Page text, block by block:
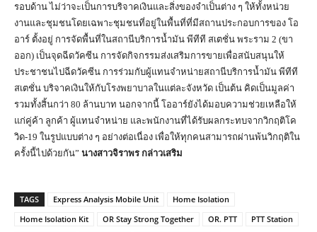
รอบด้าน ไม่ว่าจะเป็นการบริจาคเงินและสิ่งของจำเป็นต่าง ๆ ให้ทั้งหน่วย
งานและชุมชนโดยเฉพาะชุมชนที่อยู่ในพื้นที่ที่มีสถานประกอบการของ โอ
อาร์ ตั้งอยู่ การจัดพื้นที่ในสถานีบริการน้ำมัน พีทีที สเตชั่น พระราม 2 (ขา
ออก) เป็นจุดฉีดวัคซีน การจัดกิจกรรมส่งเสริมการขายเพื่อสนับสนุนให้
ประชาชนไปฉีดวัคซีน การร่วมกับผู้แทนจำหน่ายสถานีบริการน้ำมัน พีทีที
สเตชั่น บริจาคเงินให้กับโรงพยาบาลในแต่ละจังหวัด เป็นต้น คิดเป็นมูลค่า
รวมทั้งสิ้นกว่า 80 ล้านบาท นอกจากนี้ โออาร์ยังได้มอบความช่วยเหลือให้
แก่คู่ค้า ลูกค้า ผู้แทนจำหน่าย และพนักงานที่ได้รับผลกระทบจากวิกฤติโค
วิด-19 ในรูปแบบต่าง ๆ อย่างต่อเนื่อง เพื่อให้ทุกคนสามารถผ่านพ้นวิกฤติใน
ครั้งนี้ไปด้วยกัน” นางสาวจิราพร กล่าวเสริม
TAGS Express Analysis Mobile Unit
Home Isolation
Home Isolation Kit
OR Stay Strong Together OR. PTT
PTT Station